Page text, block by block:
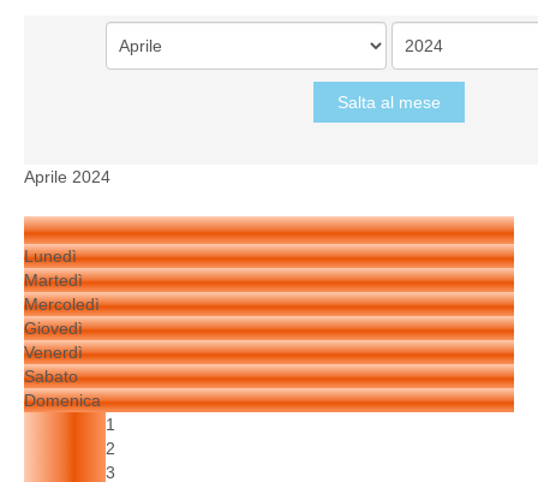
Salta al mese
Aprile 2024
Lunedì
Martedì
Mercoledì
Giovedì
Venerdì
Sabato
Domenica
1
2
3